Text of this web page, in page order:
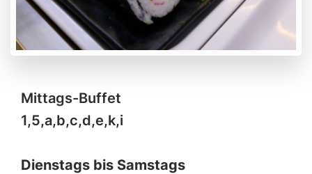
Mittags-Buffet
1,5,a,b,c,d,e,k,i
Dienstags bis Samstags